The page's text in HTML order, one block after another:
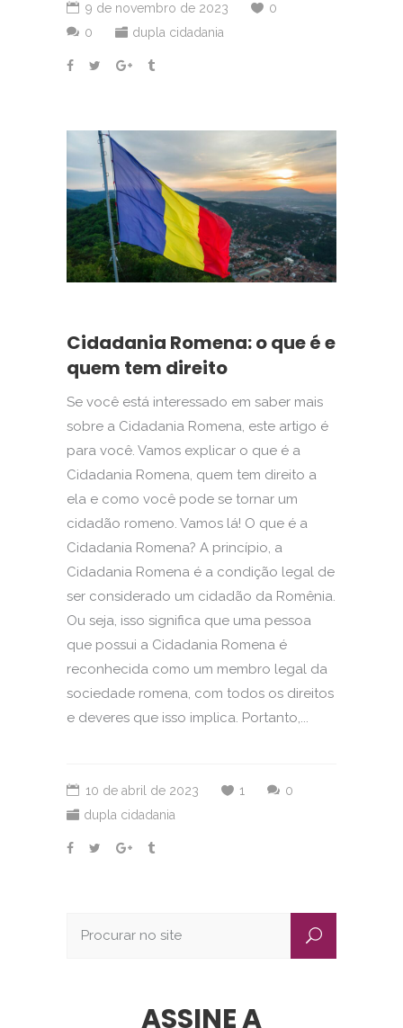
9 de novembro de 2023
0
0
dupla cidadania
Cidadania Romena: o que é e
quem tem direito
Se você está interessado em saber mais
sobre a Cidadania Romena, este artigo é
para você. Vamos explicar o que é a
Cidadania Romena, quem tem direito a
ela e como você pode se tornar um
cidadão romeno. Vamos lá! O que é a
Cidadania Romena? A princípio, a
Cidadania Romena é a condição legal de
ser considerado um cidadão da Romênia.
Ou seja, isso significa que uma pessoa
que possui a Cidadania Romena é
reconhecida como um membro legal da
sociedade romena, com todos os direitos
e deveres que isso implica. Portanto,...
10 de abril de 2023 1
0
dupla cidadania
ASSINE A